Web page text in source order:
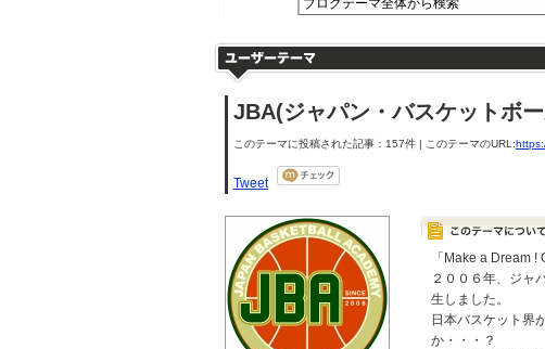
JBA(ジャパン・バスケットボ
このテーマに投稿された記事：157件 | このテーマのURL:
Tweet
「Make a Dream !
２００６年、ジャ
生しました。
日本バスケット界
か・・・？